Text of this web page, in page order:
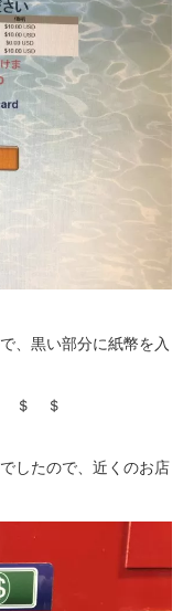
、黒い部分に紙幣を入
＄ ＄
したので、近くのお店